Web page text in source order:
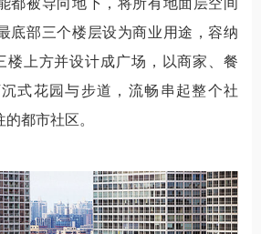
底部三个楼层设为商业用途，容纳
楼上方并设计成广场，以商家、餐
式花园与步道，流畅串起整个社
都市社区。